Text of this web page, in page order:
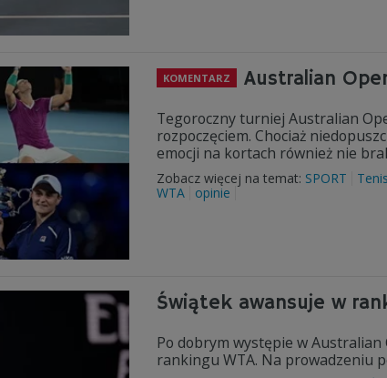
KOMENTARZ Australian
Tegoroczny turniej Australian
rozpoczęciem. Chociaż
emocji na kortach również nie
Zobacz więcej na temat: SPORT Tenis
WTA
opinie
Świątek awansuje w
Po dobrym występie w Australian
rankingu WTA. Na prowadzeniu